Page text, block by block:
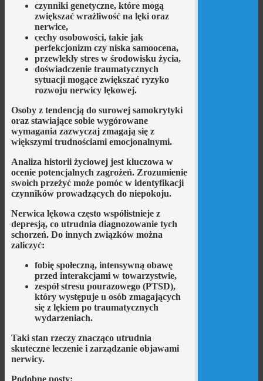
czynniki genetyczne, które mogą
zwiększać wrażliwość na lęki oraz
nerwice,
cechy osobowości, takie jak
perfekcjonizm czy niska samoocena,
przewlekły stresw środowisku życia,
doświadczenie traumatycznych
sytuacjimogące zwiększać ryzyko
rozwoju nerwicy lękowej.
Osoby z tendencją do surowej samokrytyki
oraz stawiające sobie wygórowane
wymagania zazwyczaj zmagają się z
większymi trudnościami emocjonalnymi.
Analiza historii życiowej jest kluczowa w
ocenie potencjalnych zagrożeń. Zrozumienie
swoich przeżyć może pomóc w identyfikacji
czynników prowadzących do niepokoju.
Nerwica lękowa często współistnieje z
depresją, co utrudnia diagnozowanie tych
schorzeń. Do innych związków można
zaliczyć:
fobię społeczną, intensywną obawę
przed interakcjami w towarzystwie,
zespół stresu pourazowego (PTSD),
który występuje u osób zmagających
się z lękiem po traumatycznych
wydarzeniach.
Taki stan rzeczy znacząco utrudnia
skuteczne leczenie i zarządzanie objawami
nerwicy.